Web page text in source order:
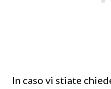
In caso vi stiate